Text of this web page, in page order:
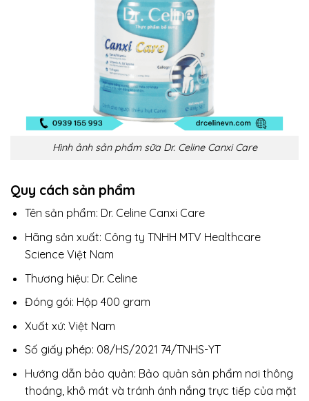
Hình ảnh sản phẩm sữa Dr. Celine Canxi Care
Quy cách sản phẩm
Tên sản phẩm: Dr. Celine Canxi Care
Hãng sản xuất: Công ty TNHH MTV Healthcare
Science Việt Nam
Thương hiệu: Dr. Celine
Đóng gói: Hộp 400 gram
Xuất xứ: Việt Nam
Số giấy phép: 08/HS/2021 74/TNHS-YT
Hướng dẫn bảo quản: Bảo quản sản phẩm nơi thông
thoáng, khô mát và tránh ánh nắng trực tiếp của mặt